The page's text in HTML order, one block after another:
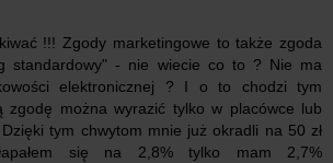
!!! Zgody marketingowe to także zgoda
standardowy" - nie wiecie co to ? Nie ma
elektronicznej ? I o to chodzi tym
zgodę można wyrazić tylko w placówce lub
tym chwytom mnie już okradli na 50 zł
się na 2,8% tylko mam 2,7%